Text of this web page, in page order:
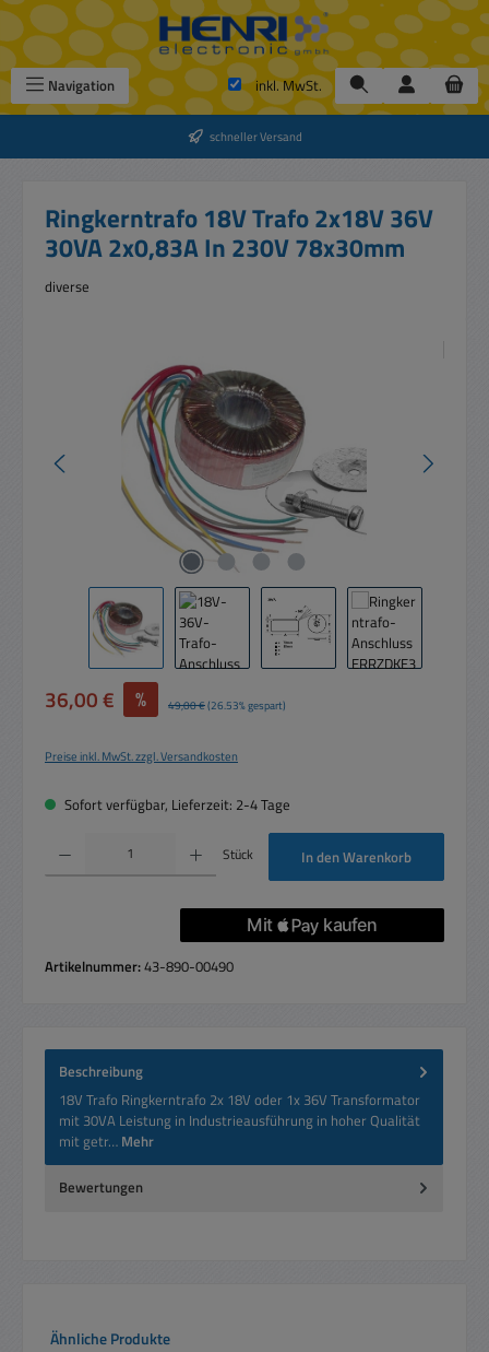
Zum Hauptinhalt springen
Navigation inkl. MwSt.
schneller Versand
Ringkerntrafo 18V Trafo 2x18V 36V
30VA 2x0,83A In 230V 78x30mm
diverse
Verkaufspreis:
36,00 € % Regulärer Preis:
49,00 €(26.53% gespart)
Preise inkl. MwSt. zzgl. Versandkosten
Sofort verfügbar, Lieferzeit: 2-4 Tage
Produkt Anzahl: Gib den gewünschten Wert ein oder benutze die Schaltflächen um
Stück In den Warenkorb
Artikelnummer:43-890-00490
Beschreibung
18V Trafo Ringkerntrafo 2x 18V oder 1x 36V Transformator
mit 30VA Leistung in Industrieausführung in hoher Qualität
mit getr… Mehr
Bewertungen
Produktgalerie überspringen
Ähnliche Produkte